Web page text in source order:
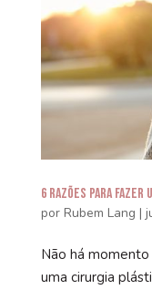
6 razões para fazer
por Rubem Lang |
Não há
uma cirurgia